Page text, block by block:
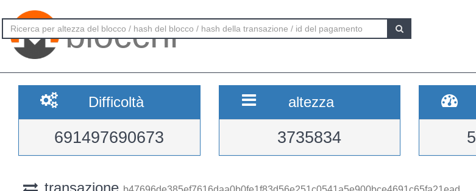
blocchi
Difficoltà
691497690673
altezza
3735834
transazione